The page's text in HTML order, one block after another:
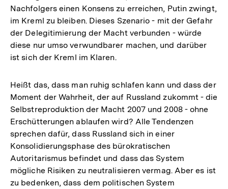
Nachfolgers einen Konsens zu erreichen, Putin zwingt,
im Kreml zu bleiben. Dieses Szenario - mit der Gefahr
der Delegitimierung der Macht verbunden - würde
diese nur umso verwundbarer machen, und darüber
ist sich der Kreml im Klaren.
Heißt das, dass man ruhig schlafen kann und dass der
Moment der Wahrheit, der auf Russland zukommt - die
Selbstreproduktion der Macht 2007 und 2008 - ohne
Erschütterungen ablaufen wird? Alle Tendenzen
sprechen dafür, dass Russland sich in einer
Konsolidierungsphase des bürokratischen
Autoritarismus befindet und dass das System
mögliche Risiken zu neutralisieren vermag. Aber es ist
zu bedenken, dass dem politischen System